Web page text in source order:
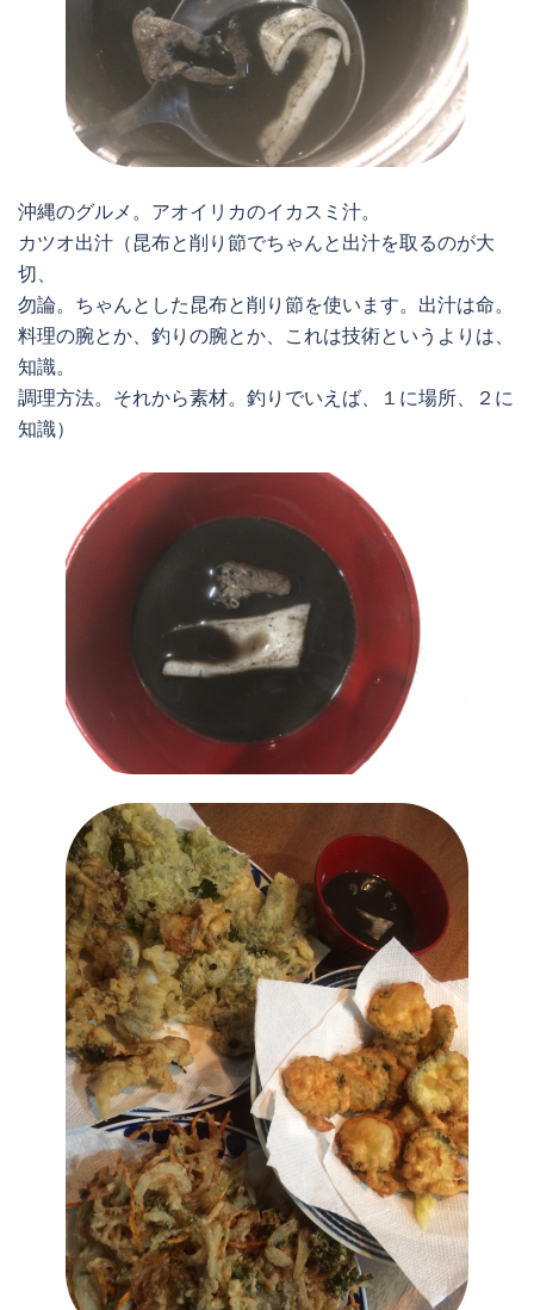
沖縄のグルメ。アオイリカのイカスミ汁。
カツオ出汁（昆布と削り節でちゃんと出汁を取るのが大
切、
勿論。ちゃんとした昆布と削り節を使います。出汁は命。
料理の腕とか、釣りの腕とか、これは技術というよりは、
知識。
調理方法。それから素材。釣りでいえば、１に場所、２に
知識）